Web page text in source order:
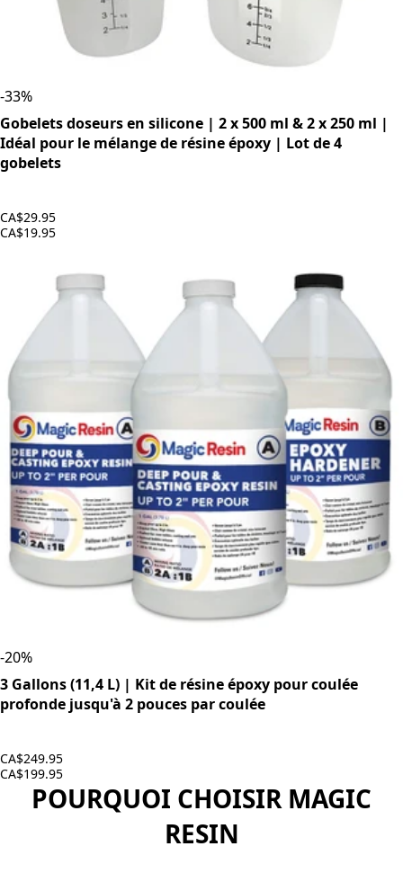
-33%
Gobelets doseurs en silicone | 2 x 500 ml & 2 x 250 ml |
Idéal pour le mélange de résine époxy | Lot de 4
gobelets
CA$29.95
CA$19.95
-20%
3 Gallons (11,4 L) | Kit de résine époxy pour coulée
profonde jusqu'à 2 pouces par coulée
CA$249.95
CA$199.95
POURQUOI CHOISIR MAGIC
RESIN